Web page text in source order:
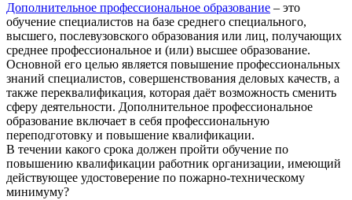
Дополнительное профессиональное образование – это
обучение специалистов на базе среднего специального,
высшего, послевузовского образования или лиц, получающих
среднее профессиональное и (или) высшее образование.
Основной его целью является повышение профессиональных
знаний специалистов, совершенствования деловых качеств, а
также переквалификация, которая даёт возможность сменить
сферу деятельности. Дополнительное профессиональное
образование включает в себя профессиональную
переподготовку и повышение квалификации.
В течении какого срока должен пройти обучение по
повышению квалификации работник организации, имеющий
действующее удостоверение по пожарно-техническому
минимуму?